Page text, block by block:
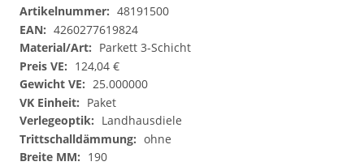
Datenblatt/GPSR 48191500
4260277619824
Parkett 3-Schicht
124,04 €
25.000000
Paket
Landhausdiele
ohne
190